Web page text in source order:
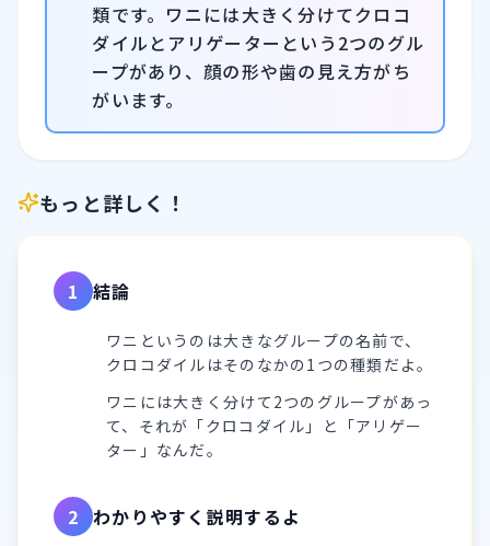
類です。ワニには大きく分けてクロコ
ダイルとアリゲーターという2つのグル
ープがあり、顔の形や歯の見え方がち
がいます。
もっと詳しく！
1 結論
ワニというのは大きなグループの名前で、
クロコダイルはそのなかの1つの種類だよ。
ワニには大きく分けて2つのグループがあっ
て、それが「クロコダイル」と「アリゲー
ター」なんだ。
2 わかりやすく説明するよ